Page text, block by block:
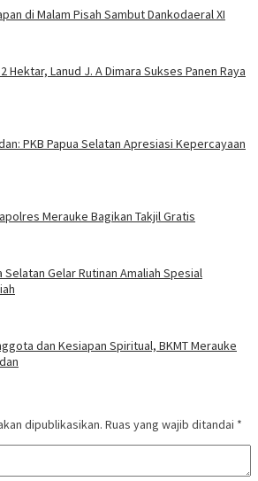
di Malam Pisah Sambut Dankodaeral XI
Hektar, Lanud J. A Dimara Sukses Panen Raya
PKB Papua Selatan Apresiasi Kepercayaan
Merauke Bagikan Takjil Gratis
Selatan Gelar Rutinan Amaliah Spesial
dan Kesiapan Spiritual, BKMT Merauke
dipublikasikan. Ruas yang wajib ditandai *